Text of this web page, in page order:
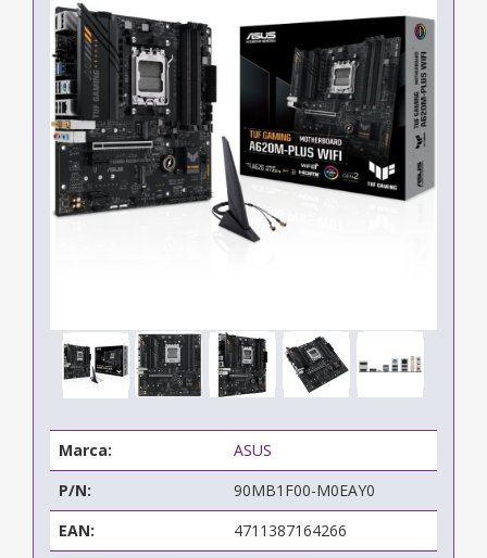
Marca:
ASUS
P/N:
90MB1F00-M0EAY0
EAN:
4711387164266